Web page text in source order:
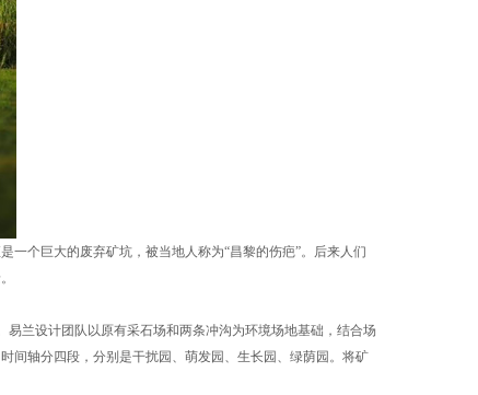
个巨大的废弃矿坑，被当地人称为“昌黎的伤疤”。后来人们
兰设计团队以原有采石场和两条冲沟为环境场地基础，结合场
间轴分四段，分别是干扰园、萌发园、生长园、绿荫园。将矿